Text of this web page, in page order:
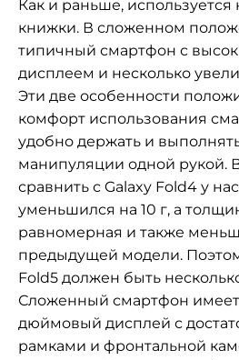
Как и раньше, используется
книжки. В сложенном
типичный смартфон с
дисплеем и несколько
Эти две особенности
комфорт использования
удобно держать и
манипуляции одной рукой.
сравнить с Galaxy Fold4 у
уменьшился на 10 г, а
равномерная и также
предыдущей модели.
Fold5 должен быть
Сложенный смартфон
дюймовый дисплей с
рамками и фронтальной